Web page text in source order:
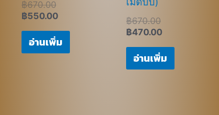
฿670.00
฿550.00
อ่านเพิ่ม
฿670.00
฿470.00
อ่านเพิ่ม